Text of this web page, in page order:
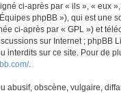
ci-après par « ils », « eux
phpBB »), qui est une
ci-après par « GPL ») et
sur Internet ; phpBB
interdits sur ce site. Pour de
.
abusif, obscène, vulgaire,